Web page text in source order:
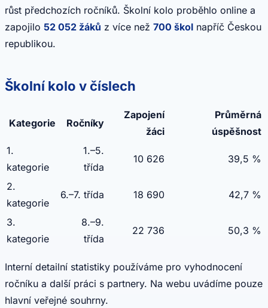
růst předchozích ročníků. Školní kolo proběhlo online a
zapojilo 52 052 žáků z více než 700 škol napříč Českou
republikou.
Školní kolo v číslech
Kategorie Ročníky
Zapojení
žáci
Průměrná
úspěšnost
1.
kategorie
1.–5.
třída
10 626 39,5 %
2.
kategorie
6.–7. třída 18 690 42,7 %
3.
kategorie
8.–9.
třída
22 736 50,3 %
Interní detailní statistiky používáme pro vyhodnocení
ročníku a další práci s partnery. Na webu uvádíme pouze
hlavní veřejné souhrny.